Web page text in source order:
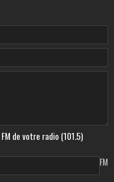
de votre radio (101.5)
FM